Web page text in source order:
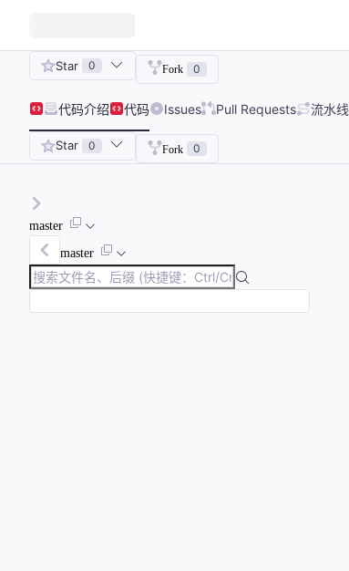
Star 0 Fork 0
代码介绍 代码 Issues Pull Requests 流水线
Star 0 Fork 0
master
master